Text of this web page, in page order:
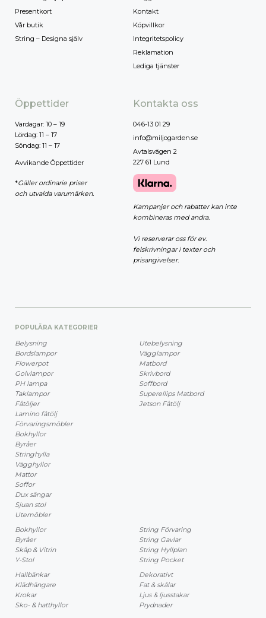
Presentkort
Vår butik
String – Designa själv
Kontakt
Köpvillkor
Integritetspolicy
Reklamation
Lediga tjänster
Öppettider
Vardagar: 10 – 19
Lördag: 11 – 17
Söndag: 11 – 17
Avvikande Öppettider
*Gäller ordinarie priser
och utvalda varumärken.
Kontakta oss
046-13 01 29
info@miljogarden.se
Avtalsvägen 2
227 61 Lund
Kampanjer och rabatter kan inte
kombineras med andra.
Vi reserverar oss för ev.
felskrivningar i texter och
prisangivelser.
POPULÄRA KATEGORIER
Belysning
Bordslampor
Flowerpot
Golvlampor
PH lampa
Taklampor
Fåtöljer
Lamino fåtölj
Förvaringsmöbler
Bokhyllor
Byråer
Stringhylla
Vägghyllor
Mattor
Soffor
Dux sängar
Sjuan stol
Utemöbler
Utebelysning
Vägglampor
Matbord
Skrivbord
Soffbord
Superellips Matbord
Jetson Fåtölj
Bokhyllor
Byråer
Skåp & Vitrin
Y-Stol
String Förvaring
String Gavlar
String Hyllplan
String Pocket
Hallbänkar
Klädhängare
Krokar
Sko- & hatthyllor
Dekorativt
Fat & skålar
Ljus & ljusstakar
Prydnader